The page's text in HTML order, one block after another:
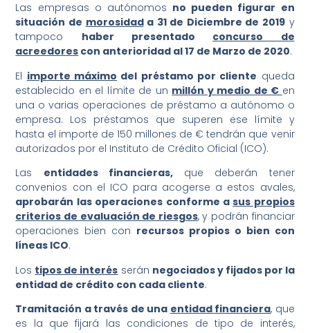
Las empresas o autónomos no pueden figurar en
situación de morosidada 31 de Diciembre de 2019 y
tampoco haber presentado concurso de
acreedores con anterioridad al 17 de Marzo de 2020.
El importe máximo del préstamo por cliente queda
establecido en el límite de un millón y medio de € en
una o varias operaciones de préstamo a autónomo o
empresa. Los préstamos que superen ese límite y
hasta el importe de 150 millones de € tendrán que venir
autorizados por el Instituto de Crédito Oficial (ICO).
Las entidades financieras, que deberán tener
convenios con el ICO para acogerse a estos avales,
aprobarán las operaciones conforme asus propios
criterios de evaluación de riesgos, y podrán financiar
operaciones bien con recursos propios o bien con
líneas ICO.
Los tipos de interés serán negociados y fijados por la
entidad de crédito con cada cliente.
Tramitación a través de una entidad financiera, que
es la que fijará las condiciones de tipo de interés,